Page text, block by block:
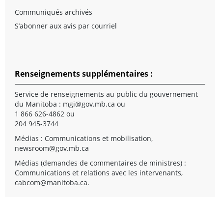
Communiqués archivés
S’abonner aux avis par courriel
Renseignements supplémentaires :
Service de renseignements au public du gouvernement
du Manitoba : mgi@gov.mb.ca ou
1 866 626-4862 ou
204 945-3744
Médias : Communications et mobilisation,
newsroom@gov.mb.ca
Médias (demandes de commentaires de ministres) :
Communications et relations avec les intervenants,
cabcom@manitoba.ca.